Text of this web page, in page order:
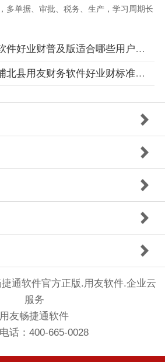
多单据、审批、税务、生产，学习周期长
上一篇:畅捷通财务软件好业财普及版适合哪些用户哪些行业企业公司
下一篇:广西钦州市浦北县用友财务软件好业财标准版一年多少钱
通软件官方正版.用友软件.企业云
服务
用友畅捷通软件
话：400-665-0028